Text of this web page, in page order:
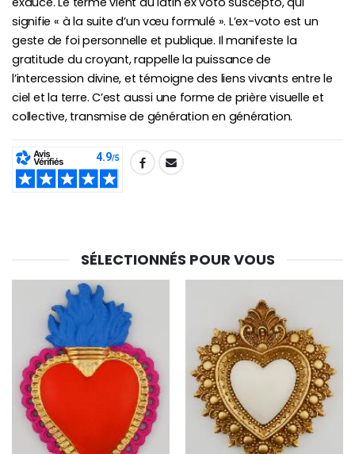
signifie « à la suite d’un vœu formulé ». L’ex-voto est un
geste de foi personnelle et publique. Il manifeste la
gratitude du croyant, rappelle la puissance de
l’intercession divine, et témoigne des liens vivants entre le
ciel et la terre. C’est aussi une forme de prière visuelle et
collective, transmise de génération en génération.
SHARE:
SÉLECTIONNÉS POUR VOUS